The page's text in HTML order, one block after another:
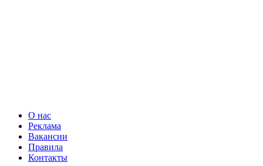
О нас
Реклама
Вакансии
Правила
Контакты